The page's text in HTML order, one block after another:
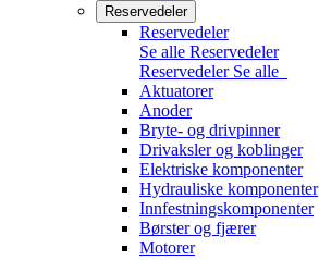
Reservedeler
Reservedeler
Se alle Reservedeler
Reservedeler Se alle
Aktuatorer
Anoder
Bryte- og drivpinner
Drivaksler og koblinger
Elektriske komponenter
Hydrauliske komponenter
Innfestningskomponenter
Børster og fjærer
Motorer